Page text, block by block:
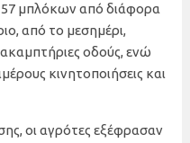
μπλόκων από διάφορα
από το μεσημέρι,
οδούς, ενώ
κινητοποιήσεις και
οι αγρότες εξέφρασαν